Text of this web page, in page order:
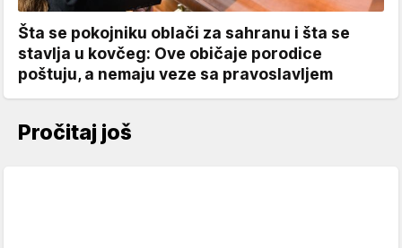
Šta se pokojniku oblači za sahranu i šta se
stavlja u kovčeg: Ove običaje porodice
poštuju, a nemaju veze sa pravoslavljem
Pročitaj još